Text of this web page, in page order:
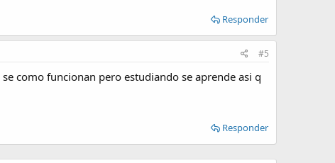
Responder
#5
como funcionan pero estudiando se aprende asi q
Responder